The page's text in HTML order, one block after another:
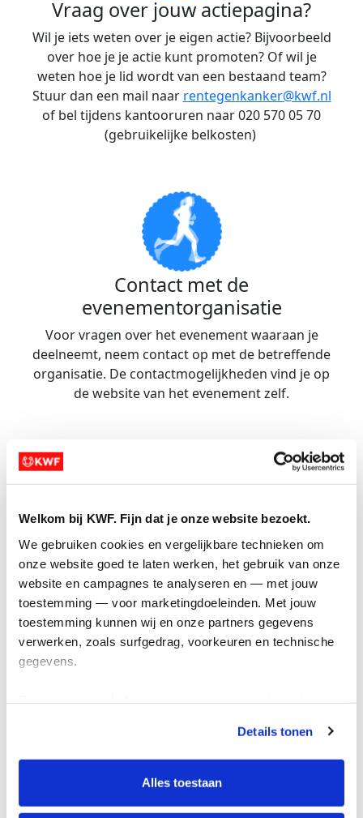
Welkom bij KWF. Fijn dat je onze website bezoekt.
We gebruiken cookies en vergelijkbare technieken om
onze website goed te laten werken, het gebruik van onze
website en campagnes te analyseren en — met jouw
toestemming — voor marketingdoeleinden. Met jouw
toestemming kunnen wij en onze partners gegevens
verwerken, zoals surfgedrag, voorkeuren en technische
gegevens.
tonen. Je kunt je toestemming op elk moment wijzigen of
intrekken via Cookie instellingen onderaan de pagina. De
lijst met cookies is te vinden in het tabblad “details”.
Details tonen
Alles toestaan
Vraag over jouw actiepagina?
Wil je iets weten over je eigen actie? Bijvoorbeeld
over hoe je je actie kunt promoten? Of wil je
weten hoe je lid wordt van een bestaand team?
Stuur dan een mail naar rentegenkanker@kwf.nl
of bel tijdens kantooruren naar 020 570 05 70
(gebruikelijke belkosten)
Contact met de
evenementorganisatie
Voor vragen over het evenement waaraan je
deelneemt, neem contact op met de betreffende
organisatie. De contactmogelijkheden vind je op
de website van het evenement zelf.
Samenwerken
Wil jij met jouw bedrijf of organisatie impact
maken? Stuur ons een mail via
rentegenkanker@kwf.nl. We denken graag mee
over de mogelijkheden.
Ren tegen kanker-community
Wil je een persoonlijk verhaal delen, heb je